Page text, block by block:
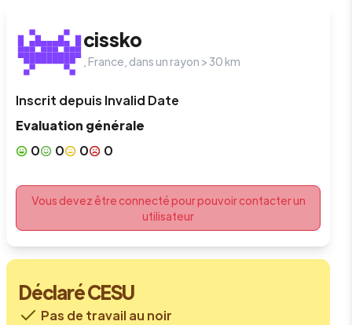
cissko
France , dans un rayon > 30 km
Inscrit depuis Invalid Date
Evaluation générale
0
0 0 0
Vous devez être connecté pour pouvoir contacter un
utilisateur
Déclaré CESU
Pas de travail au noir